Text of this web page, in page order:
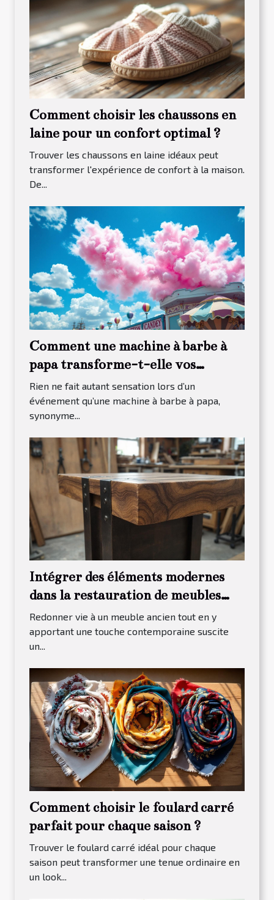
Comment choisir les chaussons en
laine pour un confort optimal ?
Trouver les chaussons en laine idéaux peut
transformer l'expérience de confort à la maison.
De...
Comment une machine à barbe à
papa transforme-t-elle vos
événements ?
Rien ne fait autant sensation lors d’un
événement qu’une machine à barbe à papa,
synonyme...
Intégrer des éléments modernes
dans la restauration de meubles
traditionnels
Redonner vie à un meuble ancien tout en y
apportant une touche contemporaine suscite
un...
Comment choisir le foulard carré
parfait pour chaque saison ?
Trouver le foulard carré idéal pour chaque
saison peut transformer une tenue ordinaire en
un look...